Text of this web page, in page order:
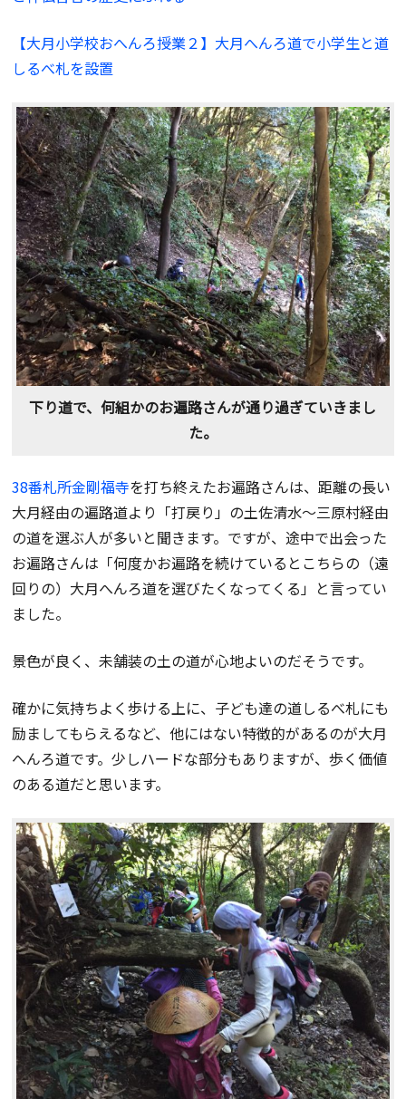
【大月小学校おへんろ授業２】大月へんろ道で小学生と道
しるべ札を設置
下り道で、何組かのお遍路さんが通り過ぎていきまし
た。
38番札所金剛福寺を打ち終えたお遍路さんは、距離の長い
大月経由の遍路道より「打戻り」の土佐清水〜三原村経由
の道を選ぶ人が多いと聞きます。ですが、途中で出会った
お遍路さんは「何度かお遍路を続けているとこちらの（遠
回りの）大月へんろ道を選びたくなってくる」と言ってい
ました。
景色が良く、未舗装の土の道が心地よいのだそうです。
確かに気持ちよく歩ける上に、子ども達の道しるべ札にも
励ましてもらえるなど、他にはない特徴的があるのが大月
へんろ道です。少しハードな部分もありますが、歩く価値
のある道だと思います。